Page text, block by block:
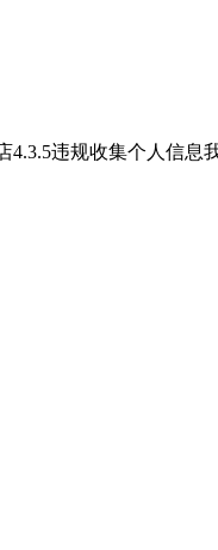
违规收集个人信息